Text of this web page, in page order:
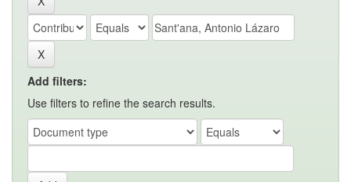
Add filters:
Use filters to refine the search results.